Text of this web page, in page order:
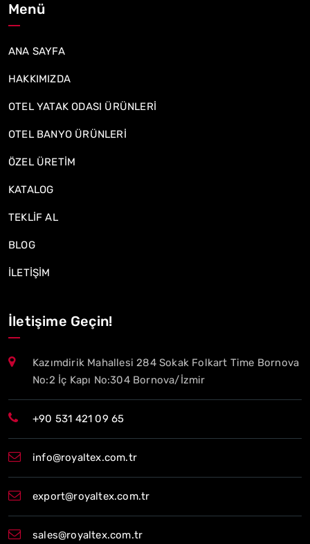
Menü
ANA SAYFA
HAKKIMIZDA
OTEL YATAK ODASI ÜRÜNLERİ
OTEL BANYO ÜRÜNLERİ
ÖZEL ÜRETİM
KATALOG
TEKLİF AL
BLOG
İLETİŞİM
İletişime Geçin!
Kazımdirik Mahallesi 284 Sokak Folkart Time Bornova
No:2 İç Kapı No:304 Bornova/İzmir
+90 531 421 09 65
info@royaltex.com.tr
export@royaltex.com.tr
sales@royaltex.com.tr